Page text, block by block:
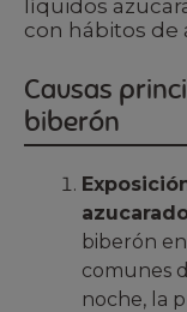
líquidos
con hábitos
Causas
biberón
biberón
comunes
noche, la